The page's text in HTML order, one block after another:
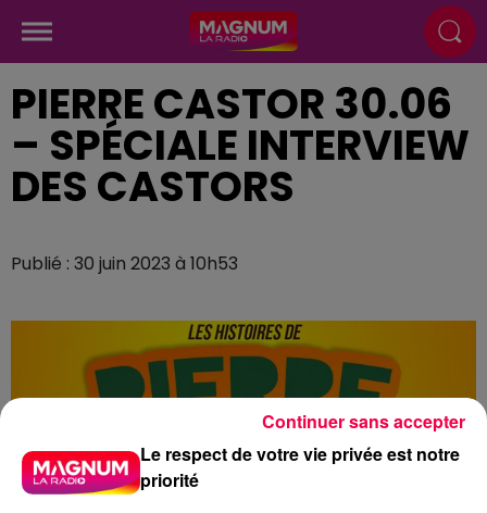
PIERRE CASTOR 30.06
– SPÉCIALE INTERVIEW
DES CASTORS
Publié : 30 juin 2023 à 10h53
Le respect de votre vie privée est notre
priorité
Continuer sans accepter